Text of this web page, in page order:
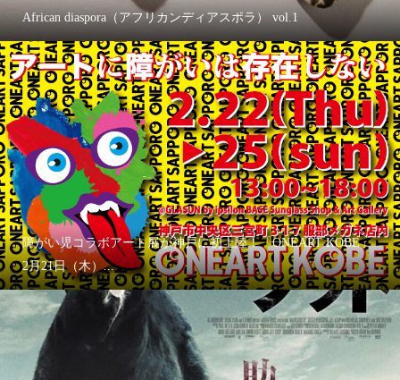
African diaspora（アフリカンディアスポラ） vol.1
障がい児コラボアート展が神戸に初上陸！「ONEART KOBE」
2月21日（木）...